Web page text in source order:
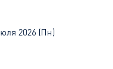
2026 (Пн)